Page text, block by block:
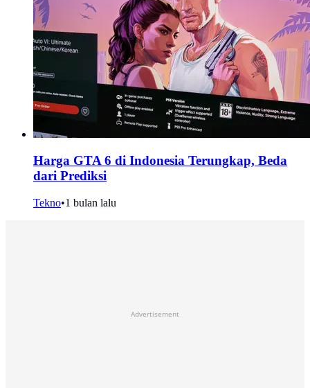
Harga GTA 6 di Indonesia Terungkap, Beda
dari Prediksi
Tekno•1 bulan lalu
Advertisement